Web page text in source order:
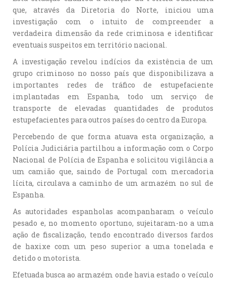
que, através da Diretoria do Norte, iniciou uma
investigação com o intuito de compreender a
verdadeira dimensão da rede criminosa e identificar
eventuais suspeitos em território nacional.
A investigação revelou indícios da existência de um
grupo criminoso no nosso país que disponibilizava a
importantes redes de tráfico de estupefaciente
implantadas em Espanha, todo um serviço de
transporte de elevadas quantidades de produtos
estupefacientes para outros países do centro da Europa.
Percebendo de que forma atuava esta organização, a
Polícia Judiciária partilhou a informação com o Corpo
Nacional de Polícia de Espanha e solicitou vigilância a
um camião que, saindo de Portugal com mercadoria
lícita, circulava a caminho de um armazém no sul de
Espanha.
As autoridades espanholas acompanharam o veículo
pesado e, no momento oportuno, sujeitaram-no a uma
ação de fiscalização, tendo encontrado diversos fardos
de haxixe com um peso superior a uma tonelada e
detido o motorista.
Efetuada busca ao armazém onde havia estado o veículo